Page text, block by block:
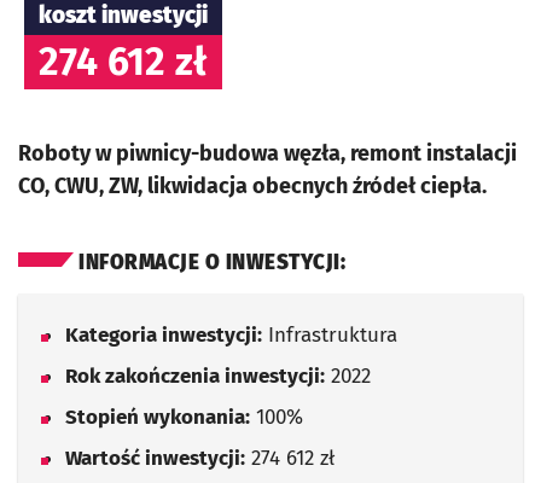
koszt inwestycji
274 612 zł
Roboty w piwnicy-budowa węzła, remont instalacji
CO, CWU, ZW, likwidacja obecnych źródeł ciepła.
INFORMACJE O INWESTYCJI:
Kategoria inwestycji: Infrastruktura
Rok zakończenia inwestycji: 2022
Stopień wykonania: 100%
Wartość inwestycji: 274 612 zł